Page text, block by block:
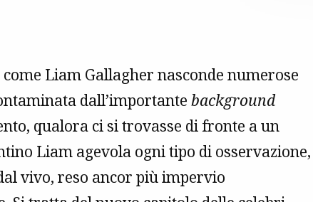
Liam Gallagher nasconde numerose
dall’importante background
qualora ci si trovasse di fronte a un
Liam agevola ogni tipo di osservazione,
vivo, reso ancor più impervio